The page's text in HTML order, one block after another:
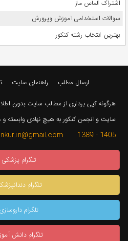
اشتراک الماس ماز
سوالات استخدامی اموزش وپرورش
بهترین انتخاب رشته کنکور
ارسال مطلب راهنمای سایت
هرگونه کپی برداری از مطالب سایت بدون
سایت و انجمن کنکور به هیچ نهادی وابسته و
1405 - 1389 konkur.in@gmail.com
تلگرام پزشکی
تلگرام
تلگرام داروسازی
تلگرام دانش